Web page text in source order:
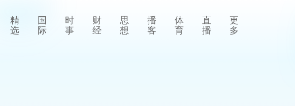
精
选
国
际
时
事
财
经
思
想
播
客
体
育
直
播
更
多